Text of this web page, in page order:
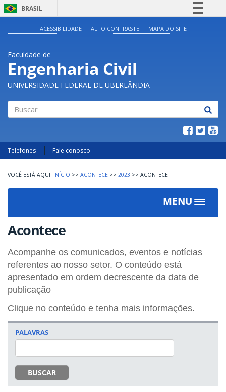
BRASIL
Legislação
Canais
ACESSIBILIDADE ALTO CONTRASTE MAPA DO SITE
Faculdade de
Engenharia Civil
UNIVERSIDADE FEDERAL DE UBERLÂNDIA
Telefones Fale conosco
INÍCIO >> ACONTECE >> 2023 >> ACONTECE
MENU
Toggle
Acontece
Acompanhe os comunicados, eventos e notícias
referentes ao nosso setor. O conteúdo está
apresentado em ordem decrescente da data de
publicação
Clique no conteúdo e tenha mais informações.
PALAVRAS
BUSCAR